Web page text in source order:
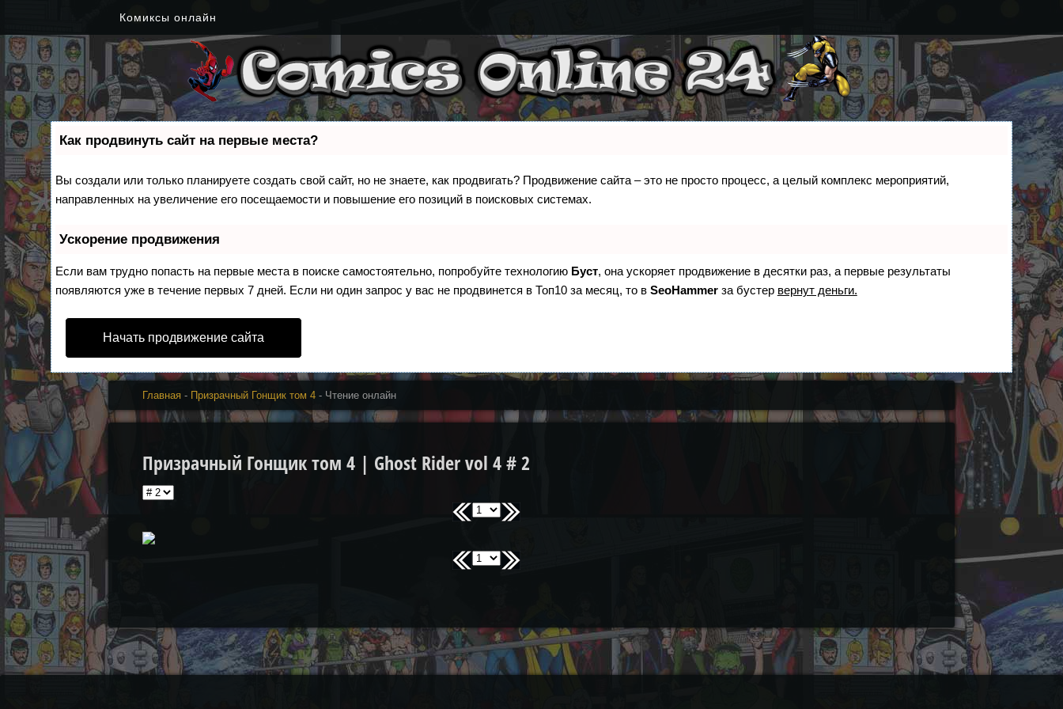
Комиксы онлайн
Как продвинуть сайт на первые места?
Вы создали или только планируете создать свой сайт, но не знаете, как продвигать? Продвижение сайта – это не просто процесс, а целый комплекс мероприятий,
направленных на увеличение его посещаемости и повышение его позиций в поисковых системах.
Ускорение продвижения
Если вам трудно попасть на первые места в поиске самостоятельно, попробуйте технологию Буст, она ускоряет продвижение в десятки раз, а первые результаты
появляются уже в течение первых 7 дней. Если ни один запрос у вас не продвинется в Топ10 за месяц, то в SeoHammerза бустер вернут деньги.
Начать продвижение сайта
Главная- Призрачный Гонщик том 4- Чтение онлайн
Призрачный Гонщик том 4 | Ghost Rider vol 4 # 2